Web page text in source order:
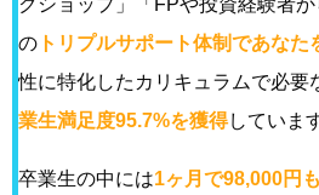
の トリプルサポート体制であなた
性に特化したカリキュラムで必要
業生満足度95.7%を獲得していま
卒業生の中には1ヶ月で98,000円